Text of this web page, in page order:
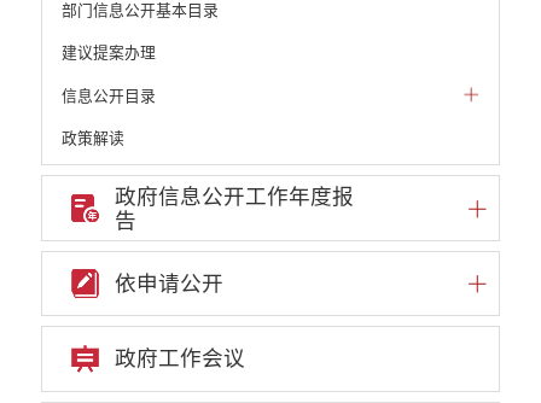
部门信息公开基本目录
建议提案办理
信息公开目录
政策解读
机构职能和权责清单
自然资源政务公开
重点领域信息公开
行政事业性收费
公务员管理
政府信息公开工作年度报
告
依申请公开
政府工作会议